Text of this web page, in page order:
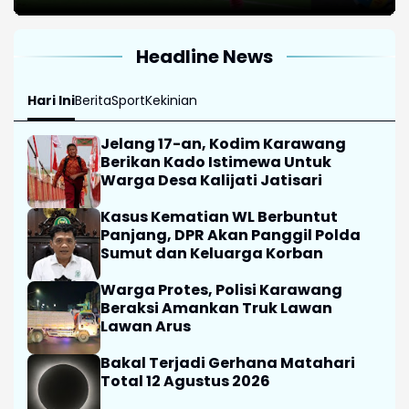
Headline News
Hari IniBeritaSportKekinian
Jelang 17-an, Kodim Karawang
Berikan Kado Istimewa Untuk
Warga Desa Kalijati Jatisari
Kasus Kematian WL Berbuntut
Panjang, DPR Akan Panggil Polda
Sumut dan Keluarga Korban
Warga Protes, Polisi Karawang
Beraksi Amankan Truk Lawan
Lawan Arus
Bakal Terjadi Gerhana Matahari
Total 12 Agustus 2026